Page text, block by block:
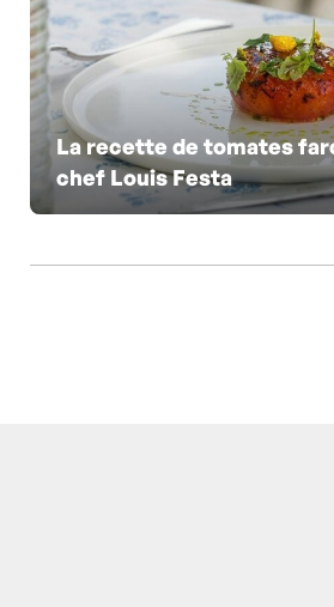
La recette de tomates
chef Louis Festa